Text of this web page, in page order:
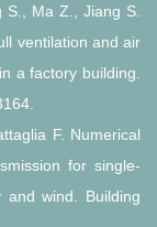
S., Ma Z., Jiang S.
ventilation and air
a factory building.
F. Numerical
for single-
wind. Building